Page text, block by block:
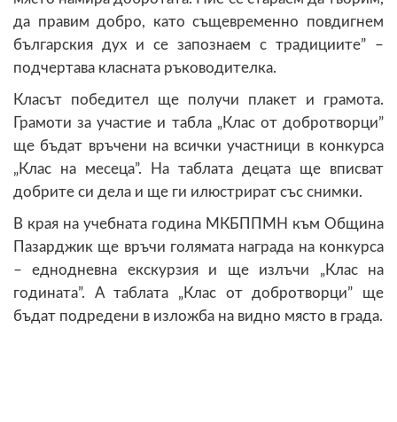
да правим добро, като същевременно повдигнем
българския дух и се запознаем с традициите” –
подчертава класната ръководителка.
Класът победител ще получи плакет и грамота.
Грамоти за участие и табла „Клас от добротворци”
ще бъдат връчени на всички участници в конкурса
„Клас на месеца”. На таблата децата ще вписват
добрите си дела и ще ги илюстрират със снимки.
В края на учебната година МКБППМН към Община
Пазарджик ще връчи голямата награда на конкурса
– еднодневна екскурзия и ще излъчи „Клас на
годината”. А таблата „Клас от добротворци” ще
бъдат подредени в изложба на видно място в града.